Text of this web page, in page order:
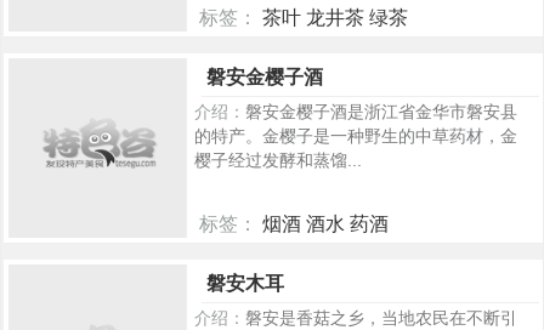
标签： 茶叶 龙井茶 绿茶
磐安金樱子酒
介绍： 磐安金樱子酒是浙江省金华市磐安县
的特产。金樱子是一种野生的中草药材，金
樱子经过发酵和蒸馏...
标签： 烟酒 酒水 药酒
磐安木耳
介绍： 磐安是香菇之乡，当地农民在不断引